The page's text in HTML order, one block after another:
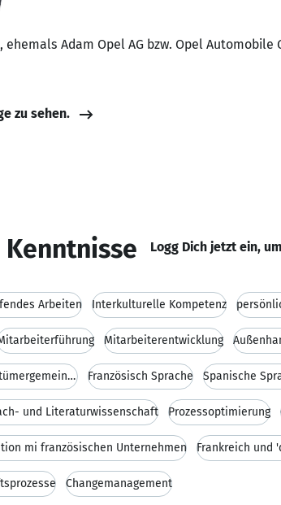
Adam Opel AG bzw. Opel Automobile
zu sehen.
Logg Dich jetzt ein,
Arbeiten Interkulturelle Kompetenz
Mitarbeiterentwicklung
Erfahrung als Beirat Wohnungseigentümergemeinschaf Französisch Sprache Spanische
und Literaturwissenschaft Prozessoptimierung
mi französischen Unternehmen Frankreich und
Changemanagement